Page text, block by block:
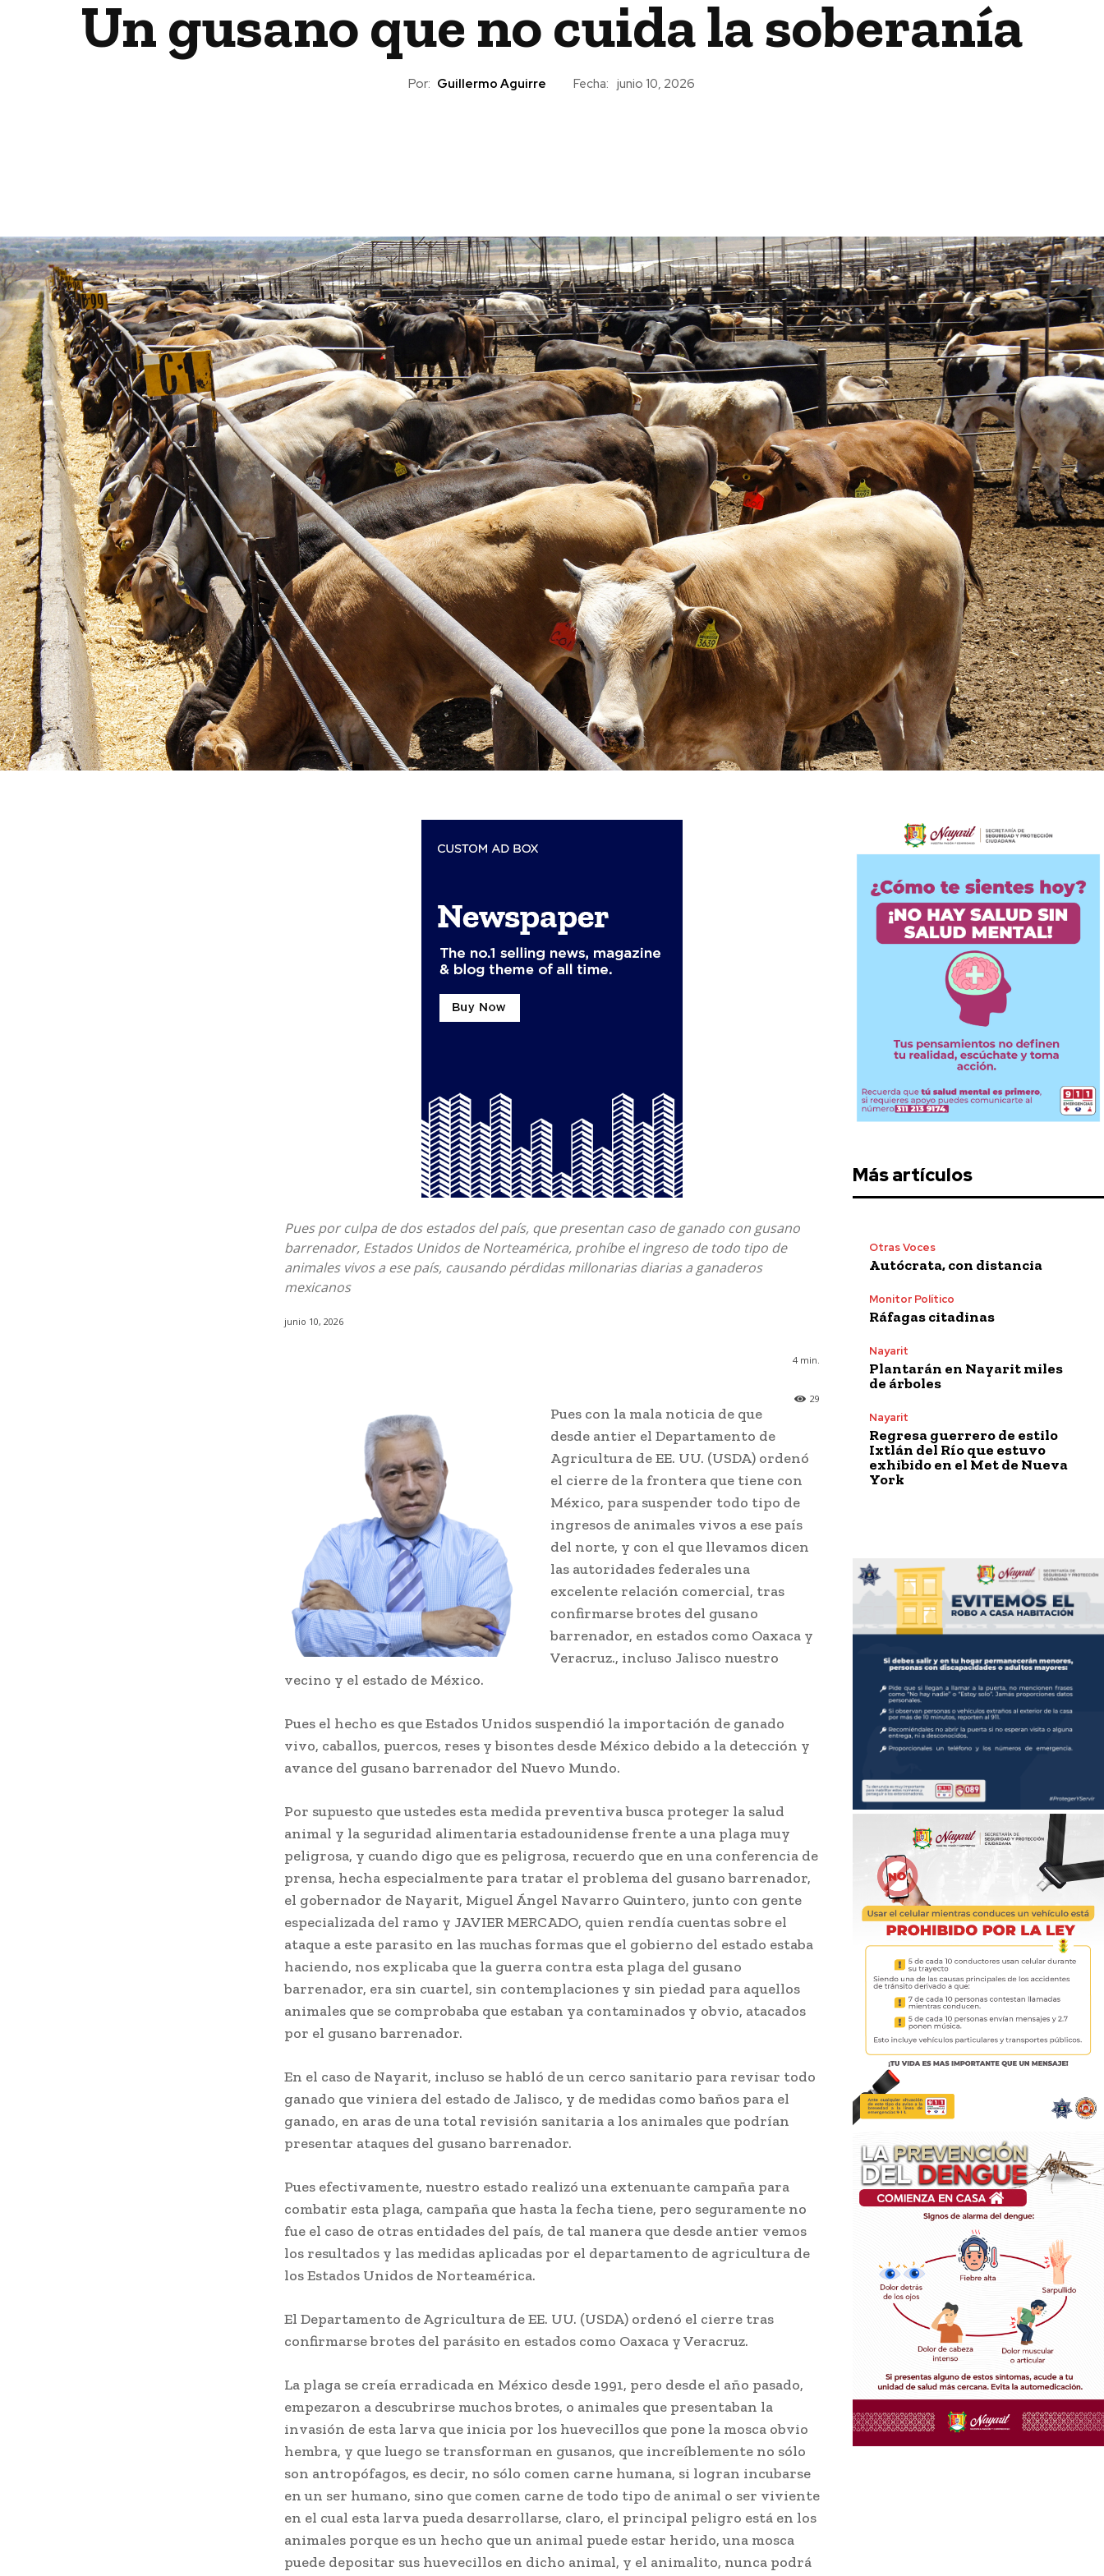
Un gusano que no cuida la soberanía
Por: Guillermo Aguirre Fecha: junio 10, 2026
Pues por culpa de dos estados del país, que presentan caso de ganado con gusano
barrenador, Estados Unidos de Norteamérica, prohíbe el ingreso de todo tipo de
animales vivos a ese país, causando pérdidas millonarias diarias a ganaderos
mexicanos
junio 10, 2026
4 min.
29
Pues con la mala noticia de que
desde antier el Departamento de
Agricultura de EE. UU. (USDA) ordenó
el cierre de la frontera que tiene con
México, para suspender todo tipo de
ingresos de animales vivos a ese país
del norte, y con el que llevamos dicen
las autoridades federales una
excelente relación comercial, tras
confirmarse brotes del gusano
barrenador, en estados como Oaxaca y
Veracruz., incluso Jalisco nuestro
vecino y el estado de México.
Pues el hecho es que Estados Unidos suspendió la importación de ganado
vivo, caballos, puercos, reses y bisontes desde México debido a la detección y
avance del gusano barrenador del Nuevo Mundo.
Por supuesto que ustedes esta medida preventiva busca proteger la salud
animal y la seguridad alimentaria estadounidense frente a una plaga muy
peligrosa, y cuando digo que es peligrosa, recuerdo que en una conferencia de
prensa, hecha especialmente para tratar el problema del gusano barrenador,
el gobernador de Nayarit, Miguel Ángel Navarro Quintero, junto con gente
especializada del ramo y JAVIER MERCADO, quien rendía cuentas sobre el
ataque a este parasito en las muchas formas que el gobierno del estado estaba
haciendo, nos explicaba que la guerra contra esta plaga del gusano
barrenador, era sin cuartel, sin contemplaciones y sin piedad para aquellos
animales que se comprobaba que estaban ya contaminados y obvio, atacados
por el gusano barrenador.
En el caso de Nayarit, incluso se habló de un cerco sanitario para revisar todo
ganado que viniera del estado de Jalisco, y de medidas como baños para el
ganado, en aras de una total revisión sanitaria a los animales que podrían
presentar ataques del gusano barrenador.
Pues efectivamente, nuestro estado realizó una extenuante campaña para
combatir esta plaga, campaña que hasta la fecha tiene, pero seguramente no
fue el caso de otras entidades del país, de tal manera que desde antier vemos
los resultados y las medidas aplicadas por el departamento de agricultura de
los Estados Unidos de Norteamérica.
El Departamento de Agricultura de EE. UU. (USDA) ordenó el cierre tras
confirmarse brotes del parásito en estados como Oaxaca y Veracruz.
La plaga se creía erradicada en México desde 1991, pero desde el año pasado,
empezaron a descubrirse muchos brotes, o animales que presentaban la
invasión de esta larva que inicia por los huevecillos que pone la mosca obvio
hembra, y que luego se transforman en gusanos, que increíblemente no sólo
son antropófagos, es decir, no sólo comen carne humana, si logran incubarse
en un ser humano, sino que comen carne de todo tipo de animal o ser viviente
en el cual esta larva pueda desarrollarse, claro, el principal peligro está en los
animales porque es un hecho que un animal puede estar herido, una mosca
puede depositar sus huevecillos en dicho animal, y el animalito, nunca podrá
Más artículos
Otras Voces
Autócrata, con distancia
Monitor Político
Ráfagas citadinas
Nayarit
Plantarán en Nayarit miles
de árboles
Nayarit
Regresa guerrero de estilo
Ixtlán del Río que estuvo
exhibido en el Met de Nueva
York